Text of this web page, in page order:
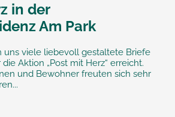
in der
Am Park
uns viele liebevoll gestaltete Briefe
Aktion „Post mit Herz“ erreicht.
und Bewohner freuten sich sehr